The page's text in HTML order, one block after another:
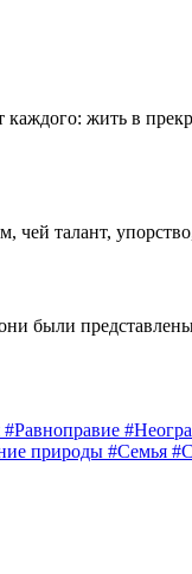
каждого: жить в
талант,
были
#Равноправие
природы #Семья